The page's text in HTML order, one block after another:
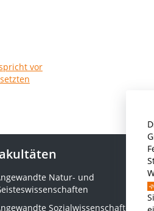
Natur- und
Sozialwissenschaften